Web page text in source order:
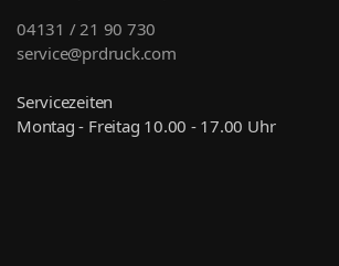
04131 / 21 90 730
service@prdruck.com
Servicezeiten
Montag - Freitag 10.00 - 17.00 Uhr